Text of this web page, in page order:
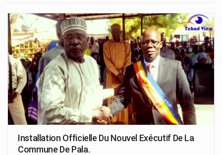
Installation Officielle Du Nouvel Exécutif De La
Commune De Pala.